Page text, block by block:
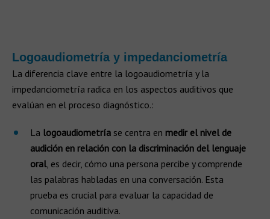
Logoaudiometría y impedanciometría
La diferencia clave entre la logoaudiometría y la
impedanciometría radica en los aspectos auditivos que
evalúan en el proceso diagnóstico.:
La logoaudiometría se centra en medir el nivel de
audición en relación con la discriminación del lenguaje
oral, es decir, cómo una persona percibe y comprende
las palabras habladas en una conversación. Esta
prueba es crucial para evaluar la capacidad de
comunicación auditiva.